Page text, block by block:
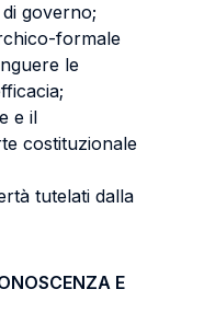
governo;
formale
le
e il
costituzionale
tutelati dalla
E